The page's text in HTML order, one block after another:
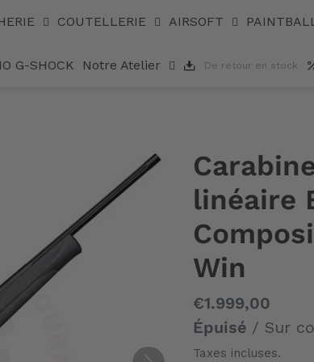
COUTELLERIE AIRSOFT
G-SHOCK Notre Atelier De retour en stock
linéaire
Win
Prix
normal
€1.999,00
Épuisé / Sur
Taxes incluses.